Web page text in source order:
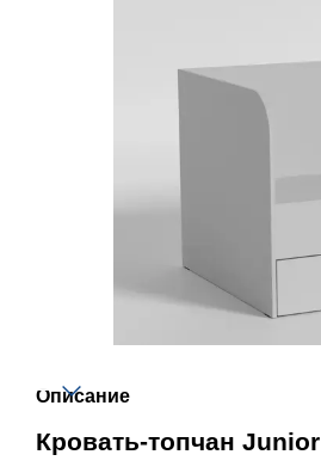
Описание
Кровать-топчан Junior